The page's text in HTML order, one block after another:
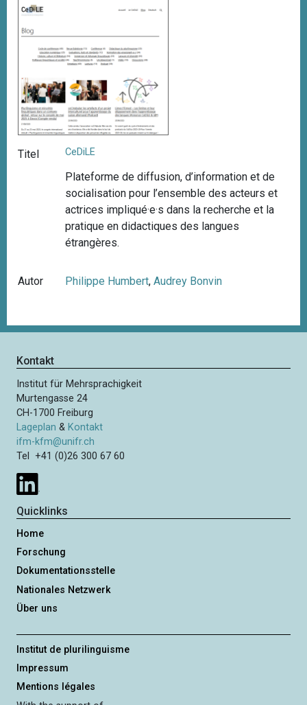
Titel CeDiLE
Plateforme de diffusion, d’information et de
socialisation pour l’ensemble des acteurs et
actrices impliqué·e·s dans la recherche et la
pratique en didactiques des langues
étrangères.
Autor Philippe Humbert,Audrey Bonvin
Kontakt
Institut für Mehrsprachigkeit
Murtengasse 24
CH-1700 Freiburg
Lageplan & Kontakt
ifm-kfm@unifr.ch
Tel +41 (0)26 300 67 60
Quicklinks
Home
Forschung
Dokumentationsstelle
Nationales Netzwerk
Über uns
Institut de plurilinguisme
Impressum
Mentions légales